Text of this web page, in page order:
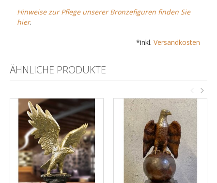
Hinweise zur Pflege unserer Bronzefiguren finden Sie
hier.
*inkl. Versandkosten
ÄHNLICHE PRODUKTE